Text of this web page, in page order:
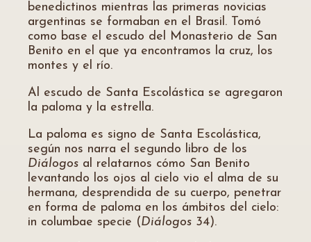
benedictinos mientras las primeras novicias
argentinas se formaban en el Brasil. Tomó
como base el escudo del Monasterio de San
Benito en el que ya encontramos la cruz, los
montes y el río.
Al escudo de Santa Escolástica se agregaron
la paloma y la estrella.
La paloma es signo de Santa Escolástica,
según nos narra el segundo libro de los
Diálogos al relatarnos cómo San Benito
levantando los ojos al cielo vio el alma de su
hermana, desprendida de su cuerpo, penetrar
en forma de paloma en los ámbitos del cielo:
in columbae specie (Diálogos 34).